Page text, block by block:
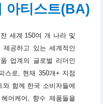
아티스트(BA)
세계 150여 개 나라 및
공하고 있는 세계적인
업계의 글로벌 리더인
스로, 현재 350개+ 지점
함께 한국 소비자들에
어케어, 향수 제품들을